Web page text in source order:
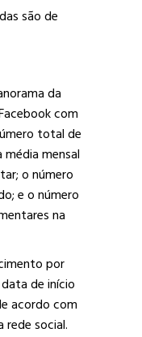
são de
da
com
total de
mensal
o número
e o número
na
por
de início
acordo com
social.